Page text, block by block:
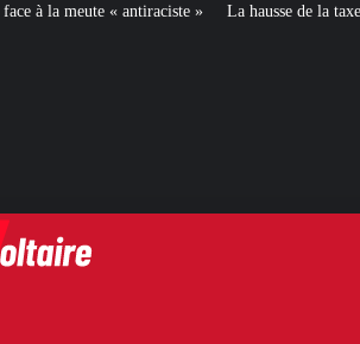
La hausse de la taxe attentat va augmenter votre